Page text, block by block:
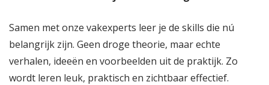
Samen met onze vakexperts leer je de skills die nú
belangrijk zijn. Geen droge theorie, maar echte
verhalen, ideeën en voorbeelden uit de praktijk. Zo
wordt leren leuk, praktisch en zichtbaar effectief.